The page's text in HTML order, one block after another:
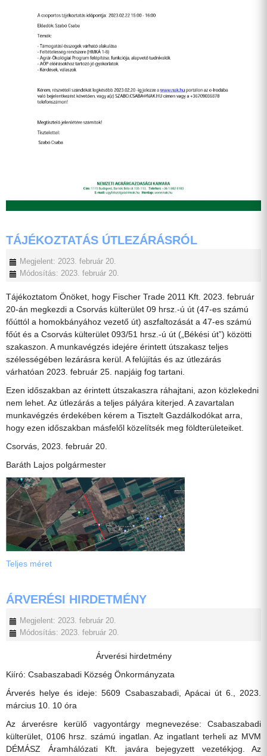
TÁJÉKOZTATÁS ÚTLEZÁRÁSRÓL
Megjelent: 2023. február 20.
Módosítás: 2023. február 20.
Tájékoztatom Önöket, hogy Fischer Trade 2011 Kft. 2023. február
20-án megkezdi a Csorvás külterület 09 hrsz.-ú út (47-es számú
főúttól a homokbányához vezető út) aszfaltozását a 47-es számú
főút és a Csorvás külterület 093/51 hrsz.-ú út („Békési út”) közötti
szakaszon. A munkavégzés idejére érintett útszakasz teljes
szélességében lezárásra kerül. A felújítás és az útlezárás
várhatóan 2023. február 25. napjáig fog tartani.
Ezen időszakban az érintett útszakaszra ráhajtani, azon közlekedni
nem lehet. Az útlezárás a teljes pályára kiterjed. A zavartalan
munkavégzés érdekében kérem a Tisztelt Gazdálkodókat arra,
hogy ezen időszakban másfelől közelítsék meg földterületeiket.
Csorvás, 2023. február 20.
Baráth Lajos polgármester
Teljes méret
ÁRVERÉSI HIRDETMÉNY
Megjelent: 2023. február 20.
Módosítás: 2023. február 20.
Árverési hirdetmény
Kiíró: Csabaszabadi Község Önkormányzata
Árverés helye és ideje: 5609 Csabaszabadi, Apácai út 6., 2023.
március 10. 10 óra
Az árverésre kerülő vagyontárgy megnevezése: Csabaszabadi
külterület, 0106 hrsz. számú ingatlan. Az ingatlant terheli az MVM
DÉMÁSZ Áramhálózati Kft. javára bejegyzett vezetékjog. Az